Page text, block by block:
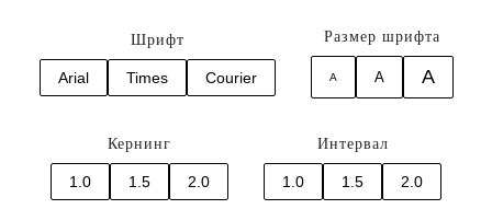
Шрифт
Arial Times Courier
Размер шрифта
A A A
Кернинг
1.0 1.5 2.0
Интервал
1.0 1.5 2.0